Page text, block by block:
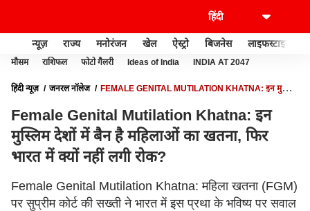
न्यूज़ राज्य मनोरंजन खेल ऐस्ट्रो बिजनेस लाइफस्टाइल
मौसम राशिफल फोटो गैलरी Ideas of India INDIA AT 2047
हिंदी न्यूज़ जनरल नॉलेज
FEMALE GENITAL MUTILATION KHATNA: इन मुस्लिम
Female Genital Mutilation Khatna: इन
मुस्लिम देशों में बैन है महिलाओं का खतना, फिर
भारत में क्यों नहीं लगी रोक?
Female Genital Mutilation Khatna: महिला खतना (FGM)
पर सुप्रीम कोर्ट की सख्ती ने भारत में इस प्रथा के भविष्य पर सवाल